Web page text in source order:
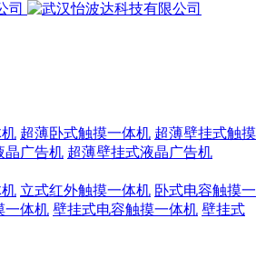
超薄卧式触摸一体机 超薄壁挂式触摸
晶广告机 超薄壁挂式液晶广告机
立式红外触摸一体机 卧式电容触摸一
一体机 壁挂式电容触摸一体机 壁挂式